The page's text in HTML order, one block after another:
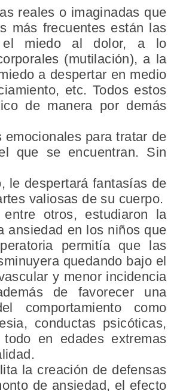
reales o imaginadas que
más frecuentes están las
el miedo al dolor, a lo
(mutilación), a la
a despertar en medio
etc. Todos estos
de manera por demás
para tratar de
que se encuentran. Sin
le despertará fantasías de
valiosas de su cuerpo.
otros, estudiaron la
ansiedad en los niños que
permitía que las
quedando bajo el
y menor incidencia
de favorecer una
comportamiento como
conductas psicóticas,
en edades extremas
la creación de defensas
de ansiedad, el efecto